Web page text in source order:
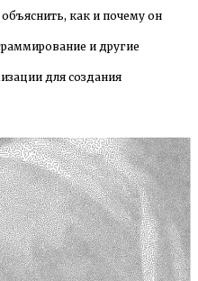
как и почему он
и другие
для создания